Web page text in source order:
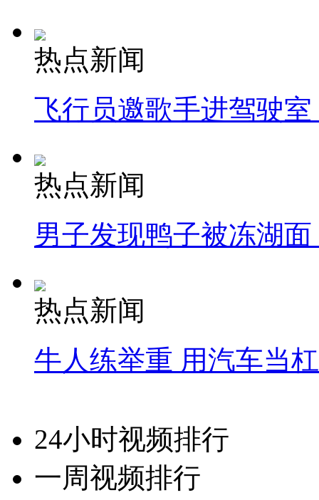
热点新闻
飞行员邀歌手进驾驶
热点新闻
男子发现鸭子被冻湖
热点新闻
牛人练举重 用汽车当
24小时视频排行
一周视频排行